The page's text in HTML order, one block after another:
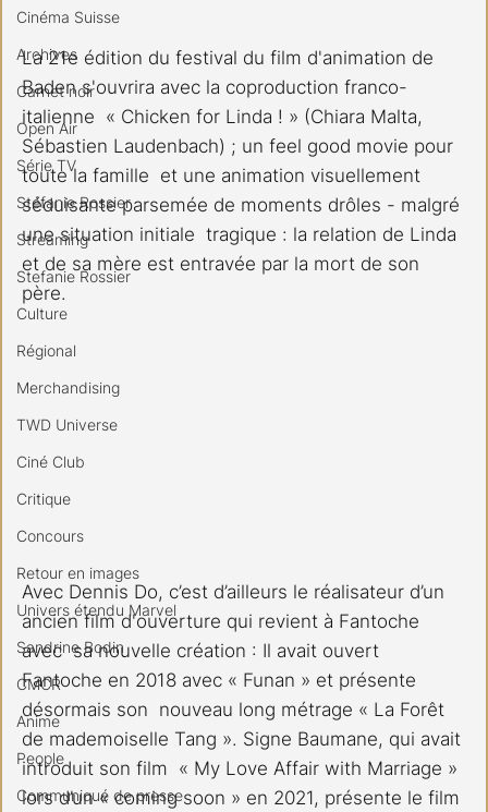
Cinéma Suisse
Archives
Carnet noir
Open Air
Série TV
Stéfanie Rossier
Streaming
Stefanie Rossier
Culture
Régional
Merchandising
TWD Universe
Ciné Club
Critique
Concours
Retour en images
Univers étendu Marvel
Sandrine Bodin
CMCR
Anime
People
Communiqué de presse
La 21e édition du festival du film d'animation de
Baden s'ouvrira avec la coproduction franco-
italienne  « Chicken for Linda ! » (Chiara Malta,
Sébastien Laudenbach) ; un feel good movie pour
toute la famille  et une animation visuellement
séduisante parsemée de moments drôles - malgré
une situation initiale  tragique : la relation de Linda
et de sa mère est entravée par la mort de son
père.
Avec Dennis Do, c’est d’ailleurs le réalisateur d’un
ancien film d'ouverture qui revient à Fantoche
avec  sa nouvelle création : Il avait ouvert
Fantoche en 2018 avec « Funan » et présente
désormais son  nouveau long métrage « La Forêt
de mademoiselle Tang ». Signe Baumane, qui avait
introduit son film  « My Love Affair with Marriage »
lors d’un « coming soon » en 2021, présente le film